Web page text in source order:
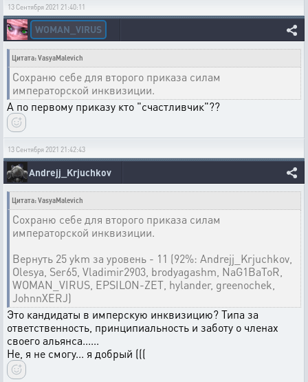
13 Сентября 2021 21:40:11
WOMAN_VIRUS
Цитата: VasyaMalevich
Сохраню себе для второго приказа силам
императорской инквизиции.
А по первому приказу кто "счастливчик"??
13 Сентября 2021 21:42:43
Andrejj_Krjuchkov
Цитата: VasyaMalevich
Сохраню себе для второго приказа силам
императорской инквизиции.
Вернуть 25 ykm за уровень - 11 (92%: Andrejj_Krjuchkov,
Olesya, Ser65, Vladimir2903, brodyagashm, NaG1BaToR,
WOMAN_VIRUS, EPSILON-ZET, hylander, greenochek,
JohnnXERJ)
Это кандидаты в имперскую инквизицию? Типа за
ответственность, принципиальность и заботу о членах
своего альянса......
Не, я не смогу... я добрый (((